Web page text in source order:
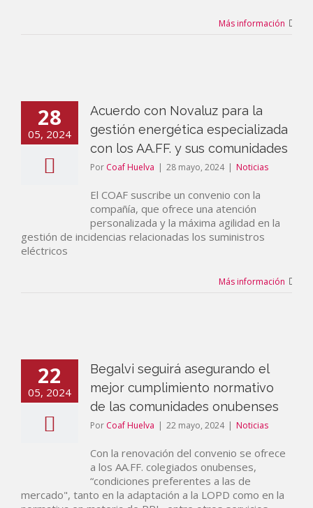
Más información
28
05, 2024
Acuerdo con Novaluz para la
gestión energética especializada
con los AA.FF. y sus comunidades
Por Coaf Huelva | 28 mayo, 2024 | Noticias
El COAF suscribe un convenio con la
compañía, que ofrece una atención
personalizada y la máxima agilidad en la
gestión de incidencias relacionadas los suministros
eléctricos
Más información
22
05, 2024
Begalvi seguirá asegurando el
mejor cumplimiento normativo
de las comunidades onubenses
Por Coaf Huelva | 22 mayo, 2024 | Noticias
Con la renovación del convenio se ofrece
a los AA.FF. colegiados onubenses,
“condiciones preferentes a las de
mercado", tanto en la adaptación a la LOPD como en la